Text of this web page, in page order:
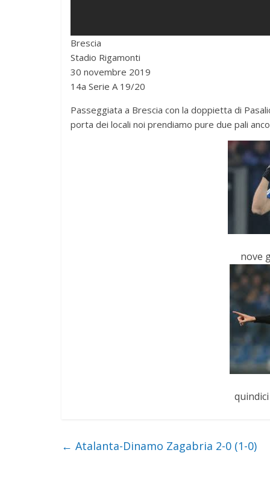
Brescia
Stadio Rigamonti
30 novembre 2019
14a Serie A 19/20
Passeggiata a Brescia con la doppietta di
porta dei locali noi prendiamo pure due pali
nove
← Atalanta-Dinamo Zagabria 2-0 (1-0)